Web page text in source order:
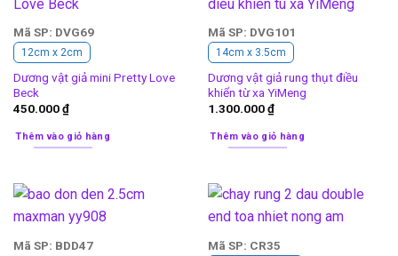
Mã SP: DVG69
12cm x 2cm
Dương vật giả mini Pretty Love
Beck
450.000₫
Thêm vào giỏ hàng
Mã SP: DVG101
14cm x 3.5cm
Dương vật giả rung thụt điều
khiển từ xa YiMeng
1.300.000₫
Thêm vào giỏ hàng
Mã SP: BDD47
Mã SP: CR35